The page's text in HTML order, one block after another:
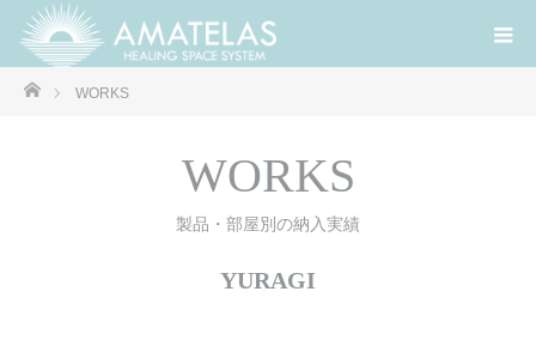
ホームWORKS
WORKS
製品・部屋別の納入実績
YURAGI